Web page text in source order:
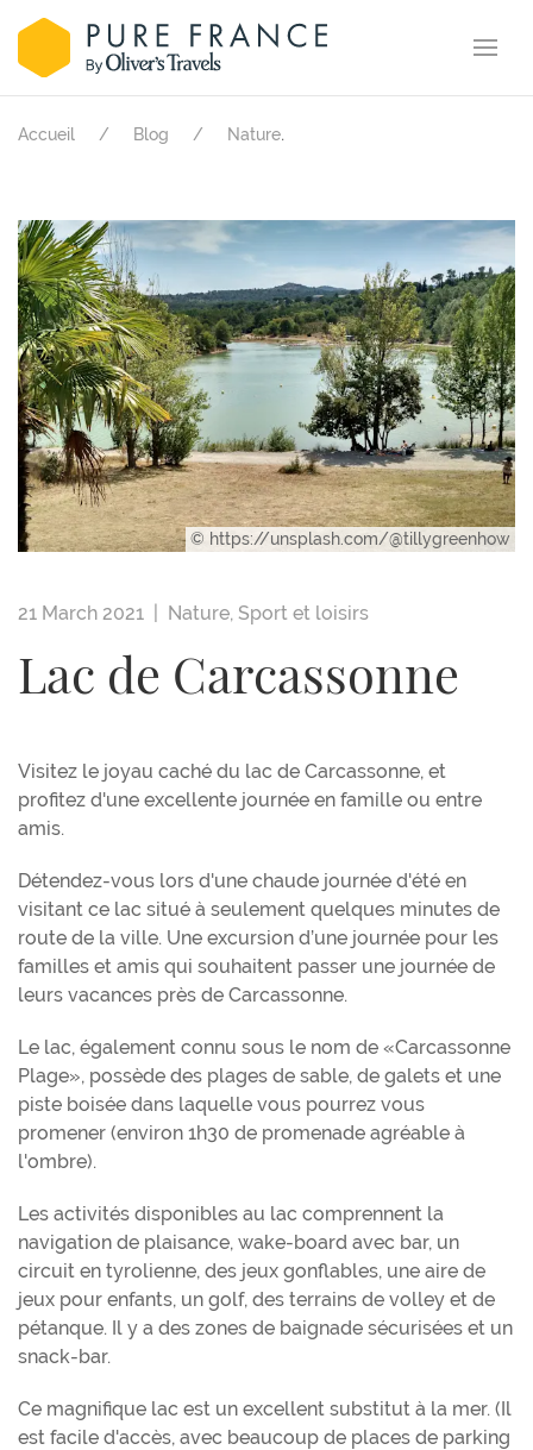
Accueil Blog Nature.
© https://unsplash.com/@tillygreenhow
21 March 2021 | Nature, Sport et loisirs
Lac de Carcassonne
Visitez le joyau caché du lac de Carcassonne, et
profitez d'une excellente journée en famille ou entre
amis.
Détendez-vous lors d'une chaude journée d'été en
visitant ce lac situé à seulement quelques minutes de
route de la ville. Une excursion d’une journée pour les
familles et amis qui souhaitent passer une journée de
leurs vacances près de Carcassonne.
Le lac, également connu sous le nom de «Carcassonne
Plage», possède des plages de sable, de galets et une
piste boisée dans laquelle vous pourrez vous
promener (environ 1h30 de promenade agréable à
l'ombre).
Les activités disponibles au lac comprennent la
navigation de plaisance, wake-board avec bar, un
circuit en tyrolienne, des jeux gonflables, une aire de
jeux pour enfants, un golf, des terrains de volley et de
pétanque. Il y a des zones de baignade sécurisées et un
snack-bar.
Ce magnifique lac est un excellent substitut à la mer. (Il
est facile d'accès, avec beaucoup de places de parking